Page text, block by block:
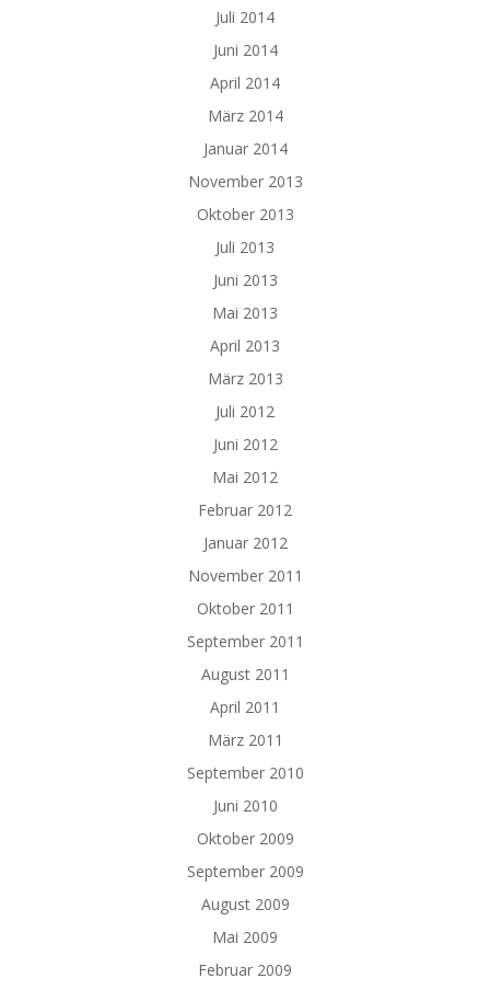
Juli 2014
Juni 2014
April 2014
März 2014
Januar 2014
November 2013
Oktober 2013
Juli 2013
Juni 2013
Mai 2013
April 2013
März 2013
Juli 2012
Juni 2012
Mai 2012
Februar 2012
Januar 2012
November 2011
Oktober 2011
September 2011
August 2011
April 2011
März 2011
September 2010
Juni 2010
Oktober 2009
September 2009
August 2009
Mai 2009
Februar 2009